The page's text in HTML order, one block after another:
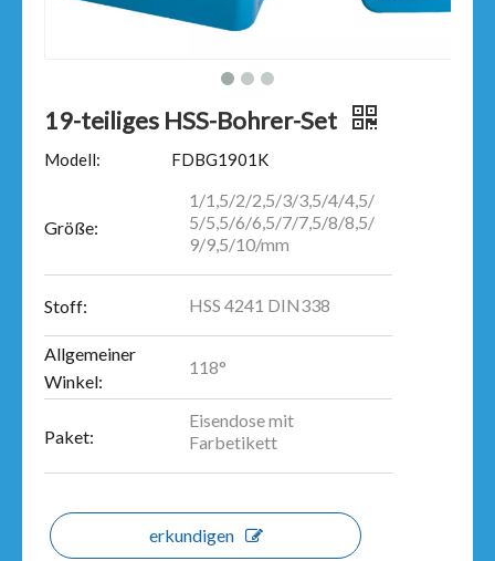
19-teiliges HSS-Bohrer-Set
Modell: FDBG1901K
Größe:
1/1,5/2/2,5/3/3,5/4/4,5/
5/5,5/6/6,5/7/7,5/8/8,5/
9/9,5/10/mm
Stoff: HSS 4241 DIN338
Allgemeiner
Winkel:
118°
Paket:
Eisendose mit
Farbetikett
erkundigen